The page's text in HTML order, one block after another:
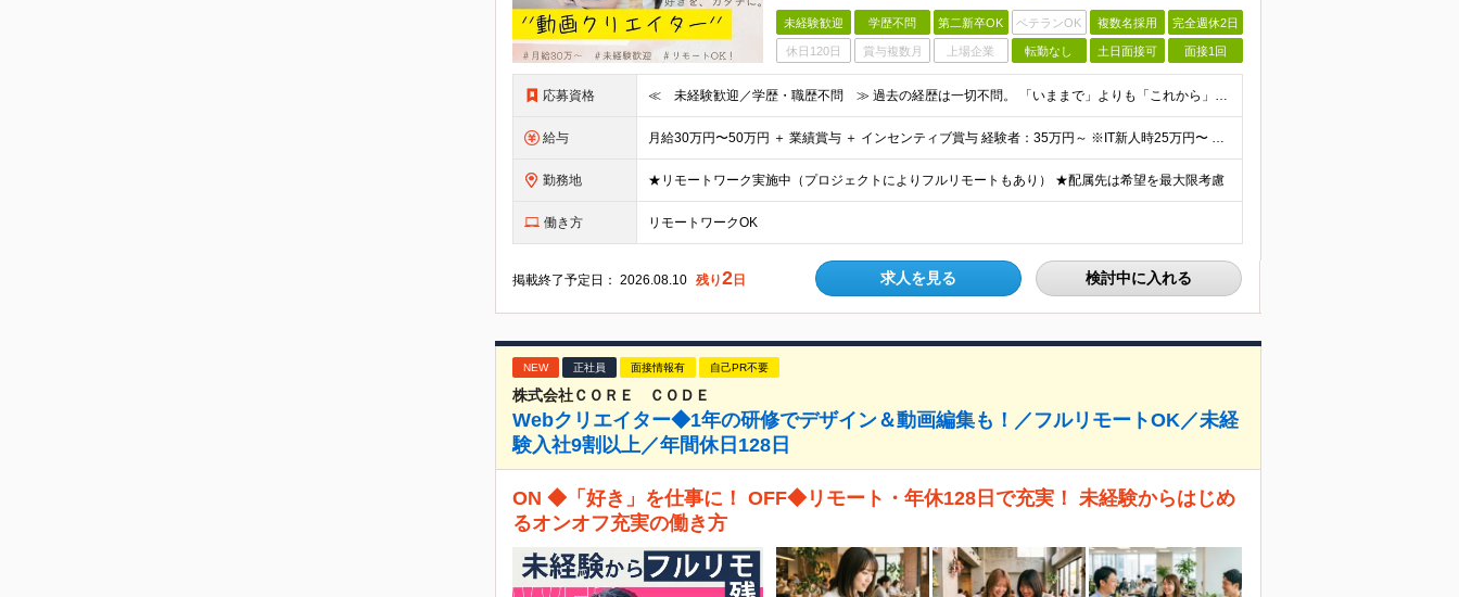
未経験歓迎 学歴不問 第二新卒OK ベテランOK 複数名採用 完全週休2日
休日120日 賞与複数月 上場企業 転勤なし 土日面接可 面接1回
応募資格 ≪ 未経験歓迎／学歴・職歴不問 ≫ 過去の経歴は一切不問。 「いままで」よりも「これから」を 重視した採用を行っています！ ▼▼こんな想いがある方大歓迎▼▼ ・WEBデザインに興味がある！ ・自由な
給与 ⽉給30万円〜50万円 ＋ 業績賞与 ＋ インセンティブ賞与 経験者：35万円～ ※IT新人時25万円〜 ※経験・スキルを考慮の上、決定します。 ※経験者は別途優遇！ ★試⽤期間：3ヶ⽉ ★学
勤務地 ★リモートワーク実施中（プロジェクトによりフルリモートもあり） ★配属先は希望を最⼤限考慮
働き方 リモートワークOK
掲載終了予定日：2026.08.10 残り2 日 求人を見る 検討中に入れる
NEW 正社員 面接情報有 自己PR不要
株式会社ＣＯＲＥ ＣＯＤＥ
Webクリエイター◆1年の研修でデザイン＆動画編集も！／フルリモートOK／未経
験入社9割以上／年間休日128日
ON ◆「好き」を仕事に！ OFF◆リモート・年休128日で充実！ 未経験からはじめ
るオンオフ充実の働き方